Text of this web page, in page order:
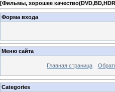
[Фильмы, хорошее
Форма входа
Меню сайта
Главная страница
Categories